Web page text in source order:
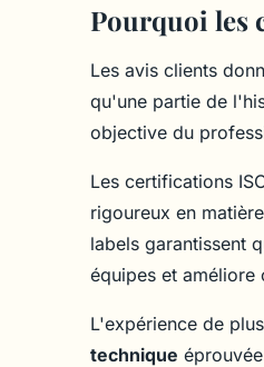
Pourquoi les
Les avis clients
qu'une partie de
objective du
Les certifications
rigoureux en
labels garantissent
équipes et améliore
L'expérience de
technique